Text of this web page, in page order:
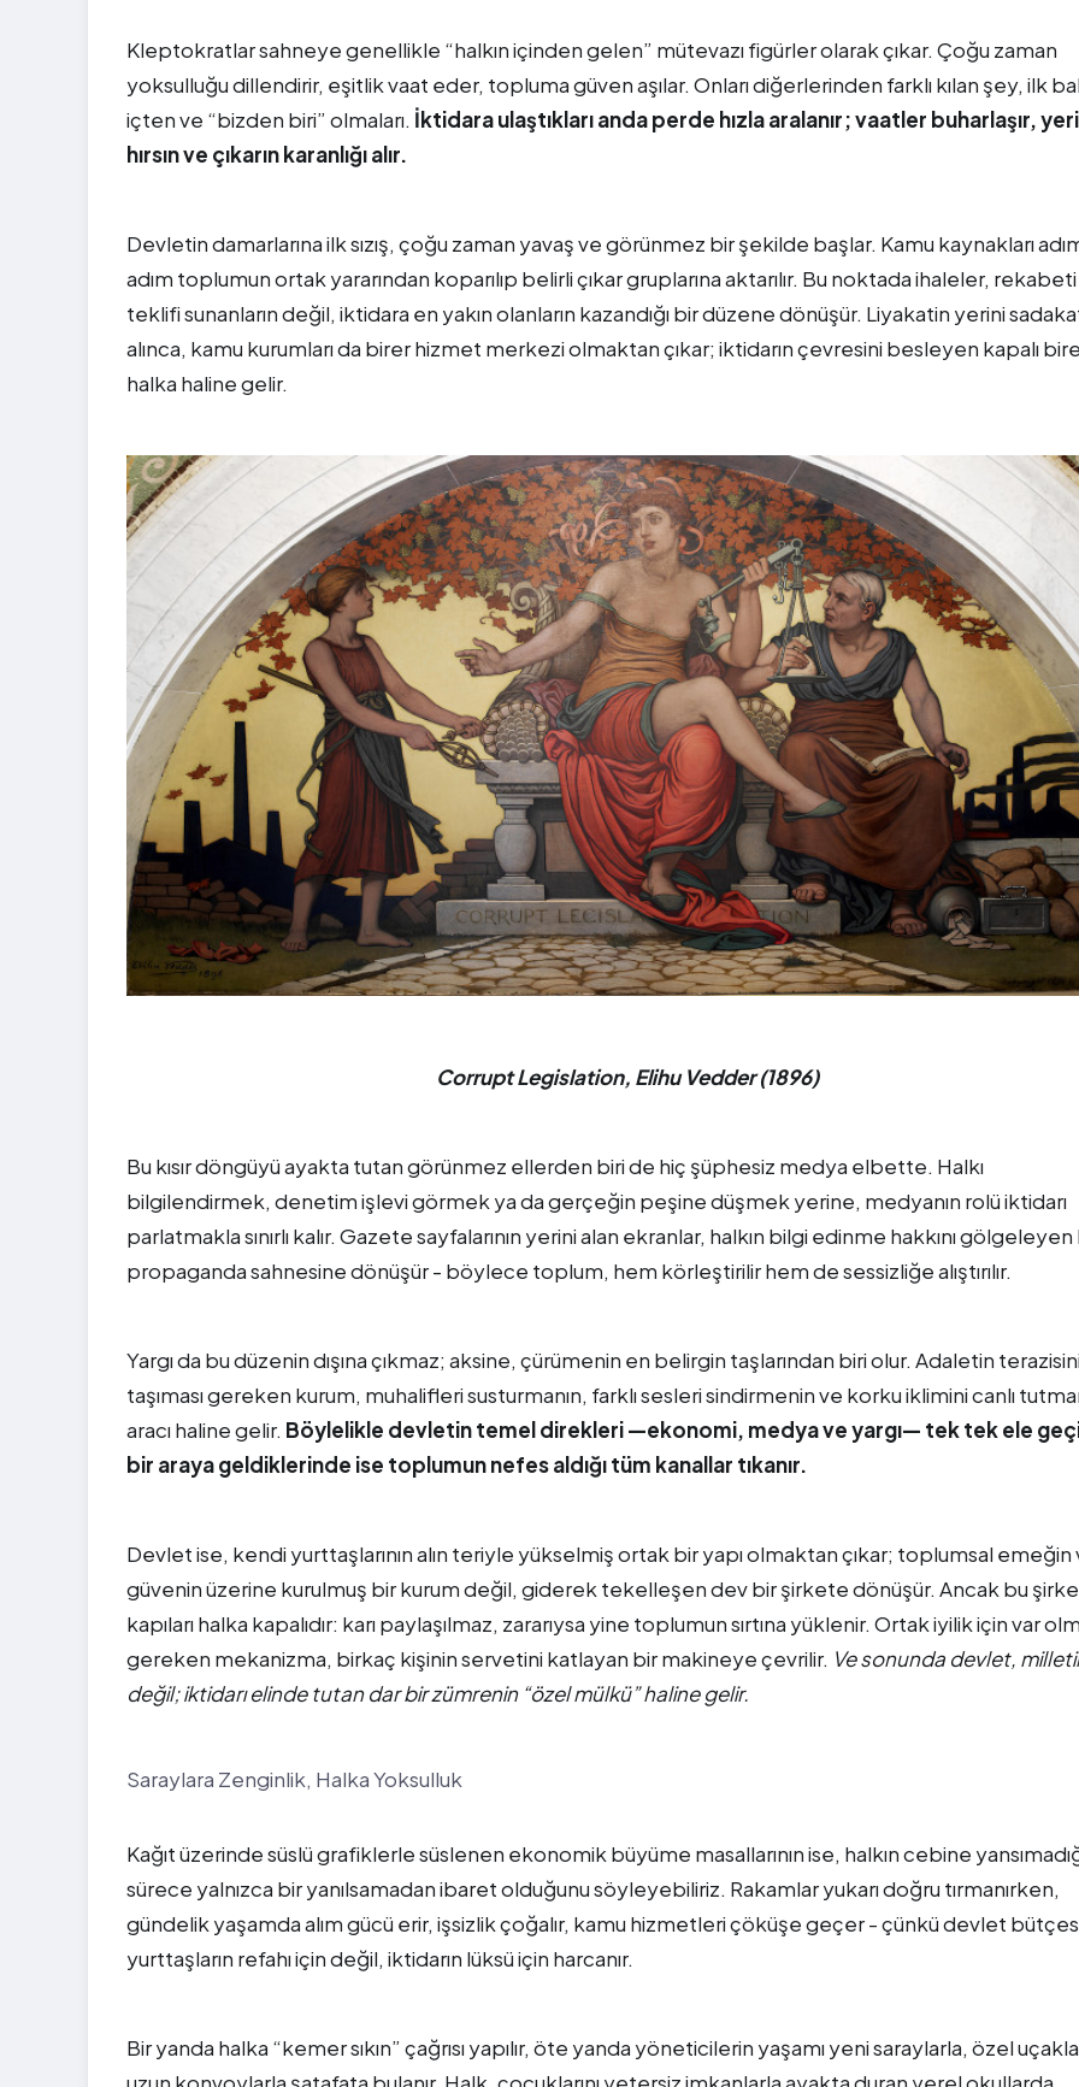
Kleptokratlar sahneye genellikle “halkın içinden gelen” mütevazı figürler olarak çıkar. Çoğu zaman
yoksulluğu dillendirir, eşitlik vaat eder, topluma güven aşılar. Onları diğerlerinden farklı kılan şey, ilk
içten ve “bizden biri” olmaları. İktidara ulaştıkları anda perde hızla aralanır; vaatler buharlaşır,
hırsın ve çıkarın karanlığı alır.
Devletin damarlarına ilk sızış, çoğu zaman yavaş ve görünmez bir şekilde başlar. Kamu kaynakları
adım toplumun ortak yararından koparılıp belirli çıkar gruplarına aktarılır. Bu noktada ihaleler,
teklifi sunanların değil, iktidara en yakın olanların kazandığı bir düzene dönüşür. Liyakatin yerini
alınca, kamu kurumları da birer hizmet merkezi olmaktan çıkar; iktidarın çevresini besleyen kapalı
halka haline gelir.
Corrupt Legislation, Elihu Vedder (1896)
Bu kısır döngüyü ayakta tutan görünmez ellerden biri de hiç şüphesiz medya elbette. Halkı
bilgilendirmek, denetim işlevi görmek ya da gerçeğin peşine düşmek yerine, medyanın rolü iktidarı
parlatmakla sınırlı kalır. Gazete sayfalarının yerini alan ekranlar, halkın bilgi edinme hakkını
propaganda sahnesine dönüşür - böylece toplum, hem körleştirilir hem de sessizliğe alıştırılır.
Yargı da bu düzenin dışına çıkmaz; aksine, çürümenin en belirgin taşlarından biri olur. Adaletin terazisini
taşıması gereken kurum, muhalifleri susturmanın, farklı sesleri sindirmenin ve korku iklimini canlı
aracı haline gelir. Böylelikle devletin temel direkleri —ekonomi, medya ve yargı— tek tek ele
bir araya geldiklerinde ise toplumun nefes aldığı tüm kanallar tıkanır.
Devlet ise, kendi yurttaşlarının alın teriyle yükselmiş ortak bir yapı olmaktan çıkar; toplumsal emeğin
güvenin üzerine kurulmuş bir kurum değil, giderek tekelleşen dev bir şirkete dönüşür. Ancak bu
kapıları halka kapalıdır: karı paylaşılmaz, zararıysa yine toplumun sırtına yüklenir. Ortak iyilik için var
gereken mekanizma, birkaç kişinin servetini katlayan bir makineye çevrilir. Ve sonunda devlet,
değil; iktidarı elinde tutan dar bir zümrenin “özel mülkü” haline gelir.
Saraylara Zenginlik, Halka Yoksulluk
Kağıt üzerinde süslü grafiklerle süslenen ekonomik büyüme masallarının ise, halkın cebine
sürece yalnızca bir yanılsamadan ibaret olduğunu söyleyebiliriz. Rakamlar yukarı doğru tırmanırken,
gündelik yaşamda alım gücü erir, işsizlik çoğalır, kamu hizmetleri çöküşe geçer - çünkü devlet
yurttaşların refahı için değil, iktidarın lüksü için harcanır.
Bir yanda halka “kemer sıkın” çağrısı yapılır, öte yanda yöneticilerin yaşamı yeni saraylarla, özel